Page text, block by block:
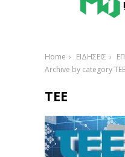
Home ΕΙΔΗΣΕΙΣ
Archive by category ΤΕΕ
ΤΕΕ